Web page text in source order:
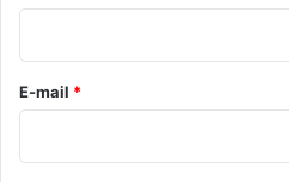
o
*
E-mail *